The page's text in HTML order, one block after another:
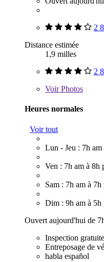
2
Distance estimée
1,9 milles
2
VoirPhotos
Heures normales
Voir tout
Lun - Jeu : 7h am
Ven : 7h am à 8h
Sam : 7h am à 7h
Dim : 9h am à 5h
Ouvert aujourd'hui de
Inspection
Entreposage de
habla español